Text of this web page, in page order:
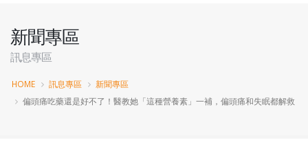
新聞專區
訊息專區
HOME 訊息專區
新聞專區
偏頭痛吃藥還是好不了！醫教她「這種營養素」一補，偏頭痛和失眠都解救